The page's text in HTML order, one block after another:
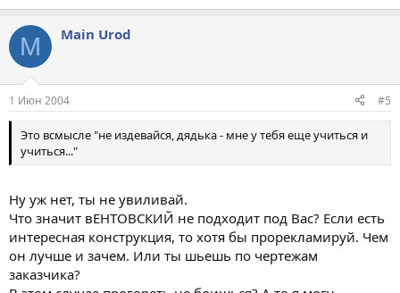
M Main Urod
1 Июн 2004 #5
Это всмысле "не издевайся, дядька - мне у тебя еще учиться и
учиться..."
Ну уж нет, ты не увиливай.
Что значит вЕНТОВСКИЙ не подходит под Вас? Если есть
интересная конструкция, то хотя бы прорекламируй. Чем
он лучше и зачем. Или ты шьешь по чертежам
заказчика?